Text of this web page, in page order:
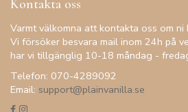
Kontakta oss
Varmt välkomna att kontakta oss om ni
Vi försöker besvara mail inom 24h på
har vi tillgänglig 10-18 måndag -
Telefon: 070-4289092
Email: support@plainvanilla.se